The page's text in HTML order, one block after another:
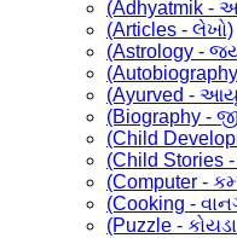
(Adhyatmik -
(Articles - લેખો)
(Astrology -
(Ayurved -
(Biography -
(Child
(Child Stories -
(Computer -
(Cooking -
(Puzzle -